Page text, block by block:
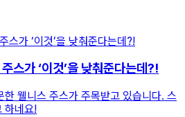
스가 ‘이것’을 낮춰준다는데?!
웰니스 주스가 주목받고 있습니다. 스
하네요!